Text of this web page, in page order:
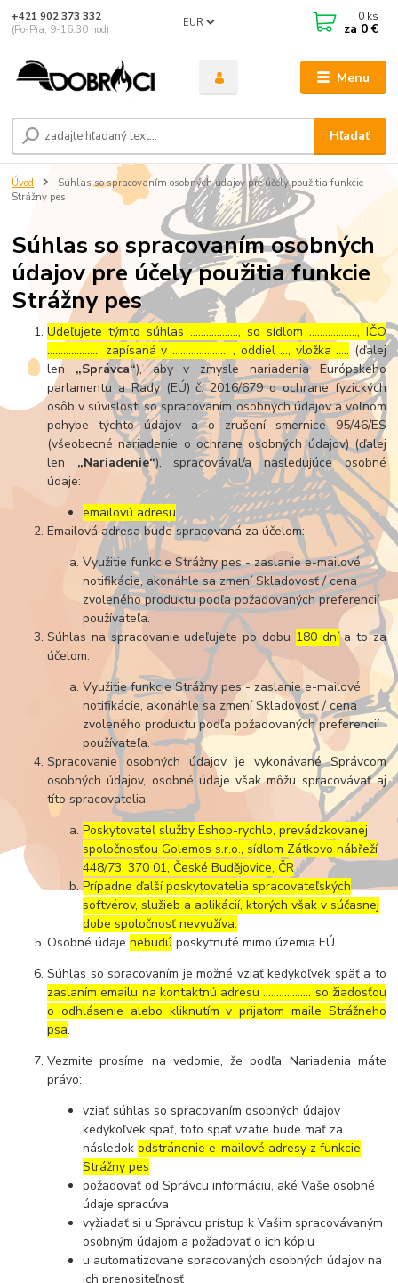
Menu
EUR
Hľadať
+421 902 373 332
(Po-Pia, 9-16:30 hod)
0 ks
za 0 €
Úvod
Súhlas so spracovaním osobných údajov pre účely použitia funkcie
Strážny pes
Súhlas so spracovaním osobných
údajov pre účely použitia funkcie
Strážny pes
Udeľujete týmto súhlas ……………..., so sídlom ………………, IČO
………………., zapísaná v ………………… , oddiel …, vložka ….. (ďalej
len „Správca“), aby v zmysle nariadenia Európskeho
parlamentu a Rady (EÚ) č. 2016/679 o ochrane fyzických
osôb v súvislosti so spracovaním osobných údajov a voľnom
pohybe týchto údajov a o zrušení smernice 95/46/ES
(všeobecné nariadenie o ochrane osobných údajov) (ďalej
len „Nariadenie“), spracovával/a nasledujúce osobné
údaje:
emailovú adresu
Emailová adresa bude spracovaná za účelom:
Využitie funkcie Strážny pes - zaslanie e-mailové
notifikácie, akonáhle sa zmení Skladovosť / cena
zvoleného produktu podľa požadovaných preferencií
používateľa.
Súhlas na spracovanie udeľujete po dobu 180 dnía to za
účelom:
Využitie funkcie Strážny pes - zaslanie e-mailové
notifikácie, akonáhle sa zmení Skladovosť / cena
zvoleného produktu podľa požadovaných preferencií
používateľa.
Spracovanie osobných údajov je vykonávané Správcom
osobných údajov, osobné údaje však môžu spracovávať aj
títo spracovatelia:
Poskytovateľ služby Eshop-rychlo, prevádzkovanej
spoločnosťou Golemos s.r.o., sídlom Zátkovo nábřeží
448/73, 370 01, České Budějovice, ČR
Prípadne ďalší poskytovatelia spracovateľských
softvérov, služieb a aplikácií, ktorých však v súčasnej
dobe spoločnosť nevyužíva.
Osobné údajenebudú poskytnuté mimo územia EÚ.
Súhlas so spracovaním je možné vziať kedykoľvek späť a to
zaslaním emailu na kontaktnú adresu ..……………. so žiadosťou
o odhlásenie alebo kliknutím v prijatom maile Strážneho
psa.
Vezmite prosíme na vedomie, že podľa Nariadenia máte
právo:
vziať súhlas so spracovaním osobných údajov
kedykoľvek späť, toto späť vzatie bude mať za
následokodstránenie e-mailové adresy z funkcie
Strážny pes
požadovať od Správcu informáciu, aké Vaše osobné
údaje spracúva
vyžiadať si u Správcu prístup k Vašim spracovávaným
osobným údajom a požadovať o ich kópiu
u automatizovane spracovaných osobných údajov na
ich prenositeľnosť